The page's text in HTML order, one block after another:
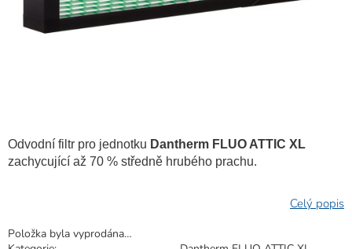
Položka byla vyprodána…
Odvodní filtr pro jednotku Dantherm FLUO ATTIC XL
zachycující až 70 % středně hrubého prachu.